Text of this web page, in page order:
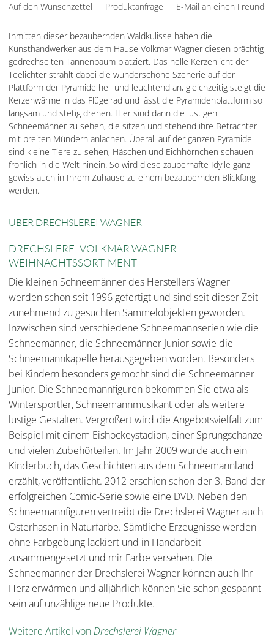
Auf den Wunschzettel Produktanfrage E-Mail an einen Freund
Inmitten dieser bezaubernden Waldkulisse haben die
Kunsthandwerker aus dem Hause Volkmar Wagner diesen prächtig
gedrechselten Tannenbaum platziert. Das helle Kerzenlicht der
Teelichter strahlt dabei die wunderschöne Szenerie auf der
Plattform der Pyramide hell und leuchtend an, gleichzeitig steigt die
Kerzenwärme in das Flügelrad und lässt die Pyramidenplattform so
langsam und stetig drehen. Hier sind dann die lustigen
Schneemänner zu sehen, die sitzen und stehend ihre Betrachter
mit breiten Mündern anlachen. Überall auf der ganzen Pyramide
sind kleine Tiere zu sehen, Häschen und Eichhörnchen schauen
fröhlich in die Welt hinein. So wird diese zauberhafte Idylle ganz
gewiss auch in Ihrem Zuhause zu einem bezaubernden Blickfang
werden.
ÜBER DRECHSLEREI WAGNER
DRECHSLEREI VOLKMAR WAGNER
WEIHNACHTSSORTIMENT
Die kleinen Schneemänner des Herstellers Wagner
werden schon seit 1996 gefertigt und sind seit dieser Zeit
zunehmend zu gesuchten Sammelobjekten geworden.
Inzwischen sind verschiedene Schneemannserien wie die
Schneemänner, die Schneemänner Junior sowie die
Schneemannkapelle herausgegeben worden. Besonders
bei Kindern besonders gemocht sind die Schneemänner
Junior. Die Schneemannfiguren bekommen Sie etwa als
Wintersportler, Schneemannmusikant oder als weitere
lustige Gestalten. Vergrößert wird die Angebotsvielfalt zum
Beispiel mit einem Eishockeystadion, einer Sprungschanze
und vielen Zubehörteilen. Im Jahr 2009 wurde auch ein
Kinderbuch, das Geschichten aus dem Schneemannland
erzählt, veröffentlicht. 2012 erschien schon der 3. Band der
erfolgreichen Comic-Serie sowie eine DVD. Neben den
Schneemannfiguren vertreibt die Drechslerei Wagner auch
Osterhasen in Naturfarbe. Sämtliche Erzeugnisse werden
ohne Farbgebung lackiert und in Handarbeit
zusammengesetzt und mir Farbe versehen. Die
Schneemänner der Drechslerei Wagner können auch Ihr
Herz erwärmen und alljährlich können Sie schon gespannt
sein auf unzählige neue Produkte.
Weitere Artikel vonDrechslerei Wagner